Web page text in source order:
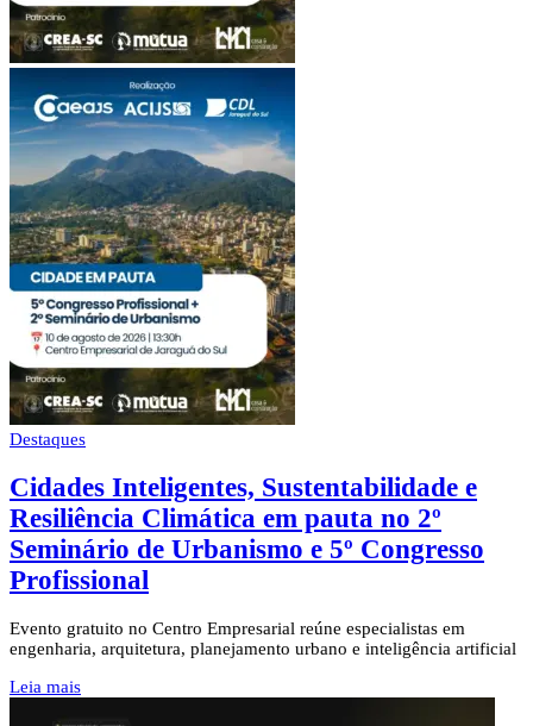
Destaques
Cidades Inteligentes, Sustentabilidade e
Resiliência Climática em pauta no 2º
Seminário de Urbanismo e 5º Congresso
Profissional
Evento gratuito no Centro Empresarial reúne especialistas em
engenharia, arquitetura, planejamento urbano e inteligência artificial
Leia mais